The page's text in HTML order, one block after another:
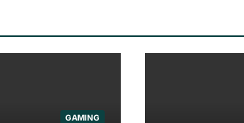
GAMING